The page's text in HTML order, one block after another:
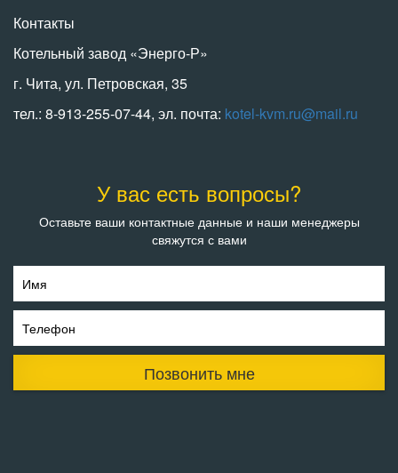
Контакты
Котельный завод «Энерго-Р»
г. Чита, ул. Петровская, 35
тел.: 8-913-255-07-44, эл. почта: kotel-kvm.ru@mail.ru
У вас есть вопросы?
Оставьте ваши контактные данные и наши менеджеры
свяжутся с вами
Имя
Телефон
Позвонить мне